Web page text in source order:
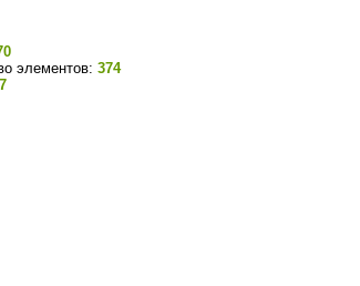
элементов: 374